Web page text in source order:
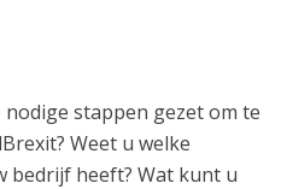
stappen gezet om te
Weet u welke
bedrijf heeft? Wat kunt u